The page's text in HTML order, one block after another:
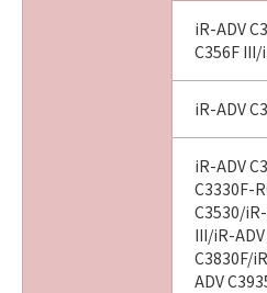
227.7202-1 through
all U.S. Government
forth herein. The
Inc./30-2,
Tokyo 146-8501, Japan.
本条項中で使用される
本契約書中で定義される
意味し、指し示すものと
iR-ADV
C356F III/
iR-ADV
iR-ADV
C3330F-
C3530/
III/iR-
C3830F/
ADV